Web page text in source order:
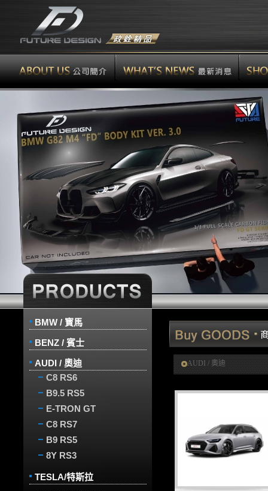
BMW / 寳馬
BENZ / 賓士
AUDI / 奧迪
C8 RS6
B9.5 RS5
E-TRON GT
C8 RS7
B9 RS5
8Y RS3
TESLA/特斯拉
AUDI / 奧迪